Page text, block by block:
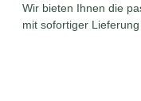
Wir bieten Ihnen die
mit sofortiger Lieferung